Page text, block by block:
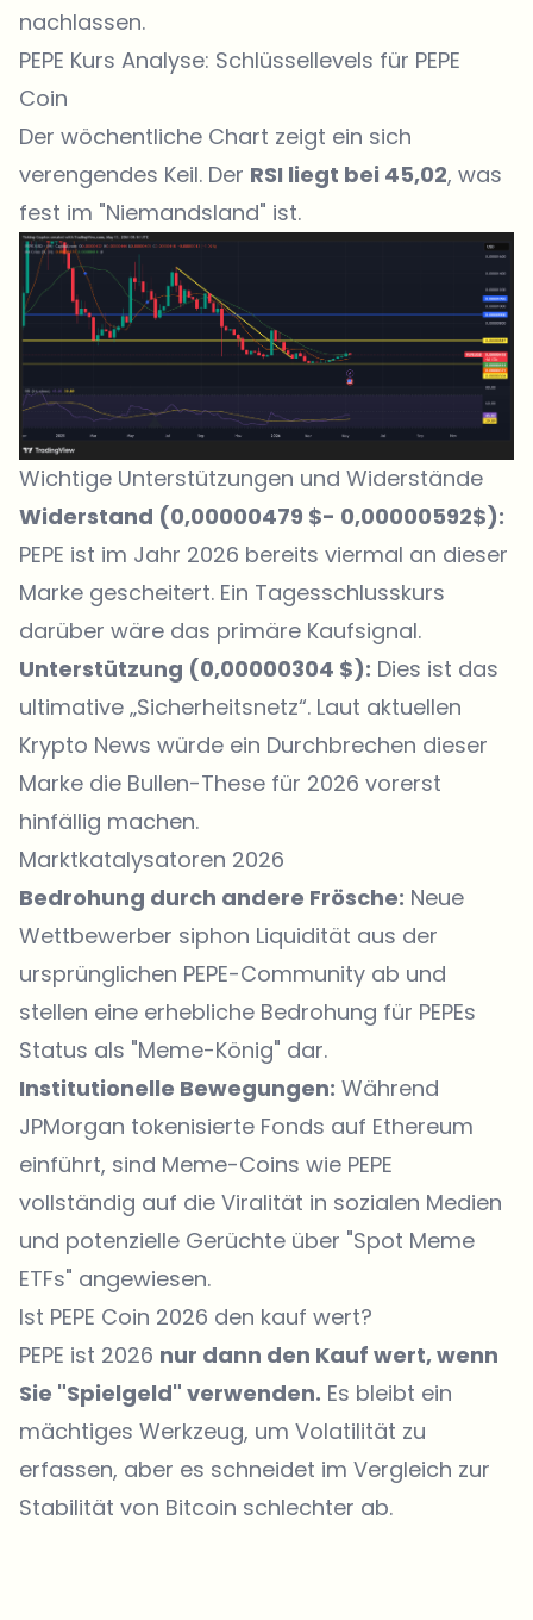
nachlassen.
PEPE Kurs Analyse: Schlüssellevels für PEPE
Coin
Der wöchentliche Chart zeigt ein sich
verengendes Keil. Der RSI liegt bei 45,02, was
fest im "Niemandsland" ist.
Wichtige Unterstützungen und Widerstände
Widerstand (0,00000479 $- 0,00000592$):
PEPE ist im Jahr 2026 bereits viermal an dieser
Marke gescheitert. Ein Tagesschlusskurs
darüber wäre das primäre Kaufsignal.
Unterstützung (0,00000304 $): Dies ist das
ultimative „Sicherheitsnetz“. Laut aktuellen
Krypto News würde ein Durchbrechen dieser
Marke die Bullen-These für 2026 vorerst
hinfällig machen.
Marktkatalysatoren 2026
Bedrohung durch andere Frösche: Neue
Wettbewerber siphon Liquidität aus der
ursprünglichen PEPE-Community ab und
stellen eine erhebliche Bedrohung für PEPEs
Status als "Meme-König" dar.
Institutionelle Bewegungen: Während
JPMorgan tokenisierte Fonds auf Ethereum
einführt, sind Meme-Coins wie PEPE
vollständig auf die Viralität in sozialen Medien
und potenzielle Gerüchte über "Spot Meme
ETFs" angewiesen.
Ist PEPE Coin 2026 den kauf wert?
PEPE ist 2026 nur dann den Kauf wert, wenn
Sie "Spielgeld" verwenden. Es bleibt ein
mächtiges Werkzeug, um Volatilität zu
erfassen, aber es schneidet im Vergleich zur
Stabilität von Bitcoin schlechter ab.